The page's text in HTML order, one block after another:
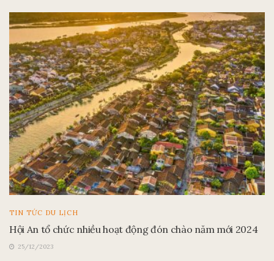
TIN TỨC DU LỊCH
Hội An tổ chức nhiều hoạt động đón chào năm mới 2024
25/12/2023